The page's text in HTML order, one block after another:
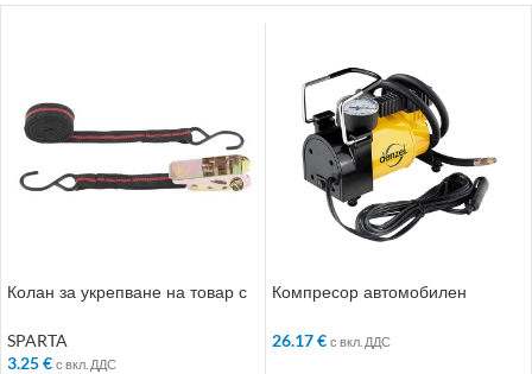
Колан за укрепване на товар с
SPARTA
3.25€ с вкл. ДДС
Компресор автомобилен
26.17€ с вкл. ДДС